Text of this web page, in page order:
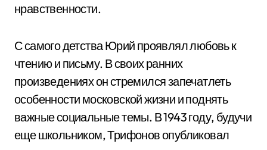
нравственности.
С самого детства Юрий проявлял любовь к
чтению и письму. В своих ранних
произведениях он стремился запечатлеть
особенности московской жизни и поднять
важные социальные темы. В 1943 году, будучи
еще школьником, Трифонов опубликовал